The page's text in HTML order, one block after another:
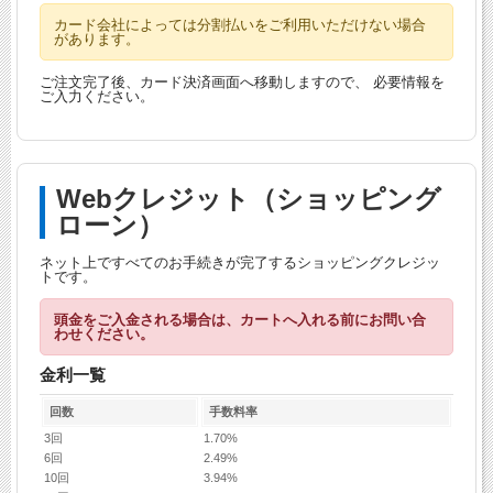
カード会社によっては分割払いをご利用いただけない場合
があります。
ご注文完了後、カード決済画面へ移動しますので、 必要情報を
ご入力ください。
Webクレジット（ショッピング
ローン）
ネット上ですべてのお手続きが完了するショッピングクレジッ
トです。
頭金をご入金される場合は、カートへ入れる前にお問い合
わせください。
金利一覧
回数
手数料率
3回
1.70%
6回
2.49%
10回
3.94%